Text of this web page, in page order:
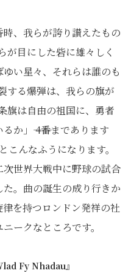
時、我らが誇り讃えたもの
が目にした砦に雄々しく
い星々、それらは誰のも
する爆弾は、我らの旗が
旗は自由の祖国に、勇者
か」―― 4番まであります
こんなふうになります。
世界大戦中に野球の試合
。曲の誕生の成り行きか
を持つロンドン発祥の社
ークなところです。
Fy Nhadau』